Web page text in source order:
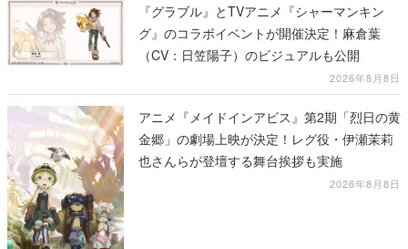
『グラブル』とTVアニメ『シャーマンキン
グ』のコラボイベントが開催決定！麻倉葉
（CV：日笠陽子）のビジュアルも公開
2026年8月8日
アニメ『メイドインアビス』第2期「烈日の黄
金郷」の劇場上映が決定！レグ役・伊瀬茉莉
也さんらが登壇する舞台挨拶も実施
2026年8月8日